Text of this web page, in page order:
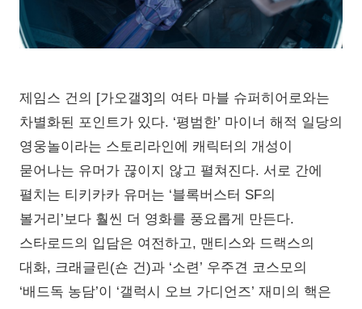
제임스 건의 [가오갤3]의 여타 마블 슈퍼히어로와는
차별화된 포인트가 있다. ‘평범한’ 마이너 해적 일당의
영웅놀이라는 스토리라인에 캐릭터의 개성이
묻어나는 유머가 끊이지 않고 펼쳐진다. 서로 간에
펼치는 티키카카 유머는 ‘블록버스터 SF의
볼거리’보다 훨씬 더 영화를 풍요롭게 만든다.
스타로드의 입담은 여전하고, 맨티스와 드랙스의
대화, 크래글린(숀 건)과 ‘소련’ 우주견 코스모의
‘배드독 농담’이 ‘갤럭시 오브 가디언즈’ 재미의 핵은